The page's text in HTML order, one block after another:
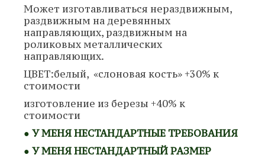
Может изготавливаться нераздвижным,
раздвижным на деревянных
направляющих, раздвижным на
роликовых металлических
направляющих.
ЦВЕТ:белый, «слоновая кость» +30% к
стоимости
изготовление из березы +40% к
стоимости
● У МЕНЯ НЕСТАНДАРТНЫЕ ТРЕБОВАНИЯ
● У МЕНЯ НЕСТАНДАРТНЫЙ РАЗМЕР